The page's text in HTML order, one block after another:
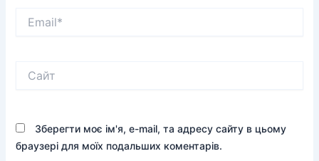
Зберегти моє ім'я, e-mail, та адресу сайту в цьому
браузері для моїх подальших коментарів.